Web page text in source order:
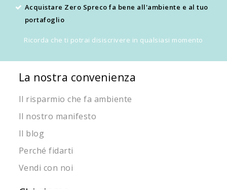
Acquistare Zero Spreco fa bene all'ambiente e al tuo
portafoglio
Ricorda che ti potrai disiscrivere in qualsiasi momento
La nostra convenienza
Il risparmio che fa ambiente
Il nostro manifesto
Il blog
Perché fidarti
Vendi con noi